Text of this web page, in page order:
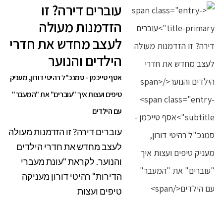
עוברים דירה? זו
הזדמנות מעולה
לעצב מחדש את חדרי
הילדים והנוער
אסף טייכמן - סמנכ"ל רהיטי דורון, מעניק
טיפים ועצות איך "עוברים" את "המעבר"
עם הילדים
עוברים דירה? זו הזדמנות מעולה
לעצב מחדש את חדרי הילדים
והנוער. לקראת "עונת מעברי
הדירות" רהיטי דורון מעניקה
טיפים ועצות